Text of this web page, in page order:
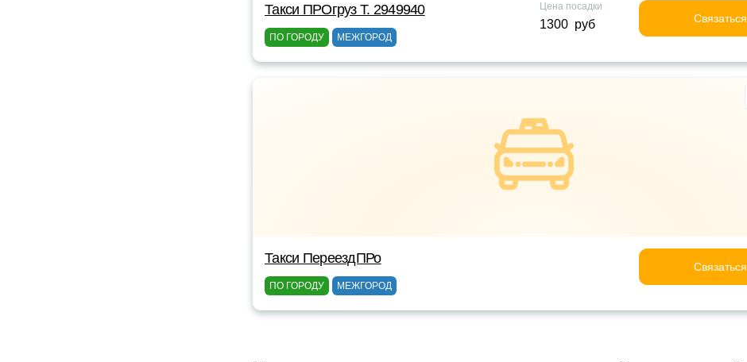
Такси ПРОгруз Т. 2949940
ПО ГОРОДУ МЕЖГОРОД
Цена посадки
1300 руб Связаться
Такси ПереездПРо
ПО ГОРОДУ МЕЖГОРОД
Связаться